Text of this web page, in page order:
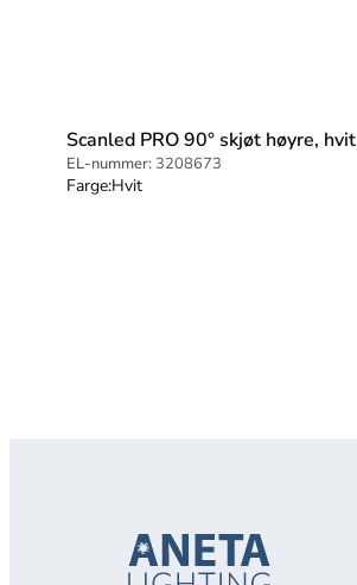
Scanled PRO 90° skjøt høyre, hvit
EL-nummer: 3208673
Farge:Hvit